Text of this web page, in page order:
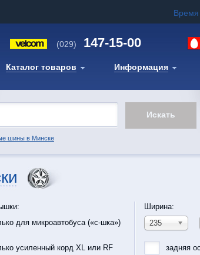
Время
(029) 147-15-00
Каталог товаров Информация
шины в Минске
для микроавтобуса («с-шка»)
усиленный корд XL или RF
Ширина:
235
задняя